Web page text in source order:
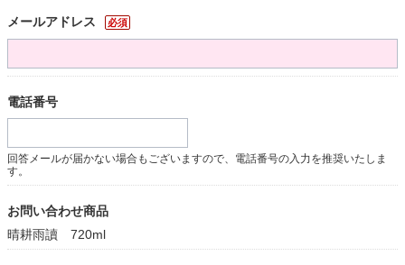
メールアドレス 必須
電話番号
回答メールが届かない場合もございますので、電話番号の入力を推奨いたしま
す。
お問い合わせ商品
晴耕雨讀 720ml